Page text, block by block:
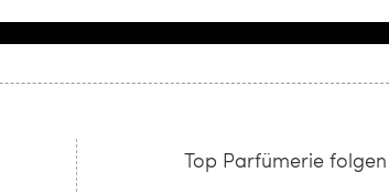
Top Parfümerie folgen